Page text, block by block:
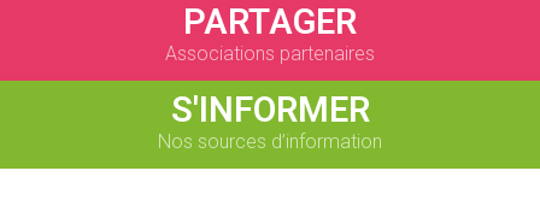
PARTAGER
Associations partenaires
S'INFORMER
Nos sources d’information